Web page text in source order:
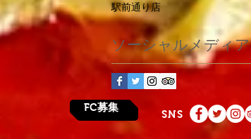
駅前通り店
ソーシャルメディア
FC募集
SNS